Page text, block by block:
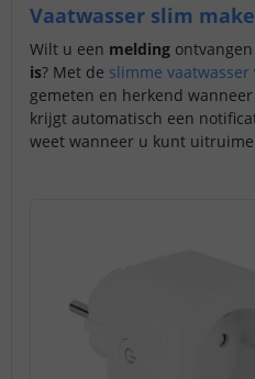
Vaatwasser slim
Wilt u een melding
is? Met de slimme vaatwasser
gemeten en herkend
krijgt automatisch een
weet wanneer u kunt